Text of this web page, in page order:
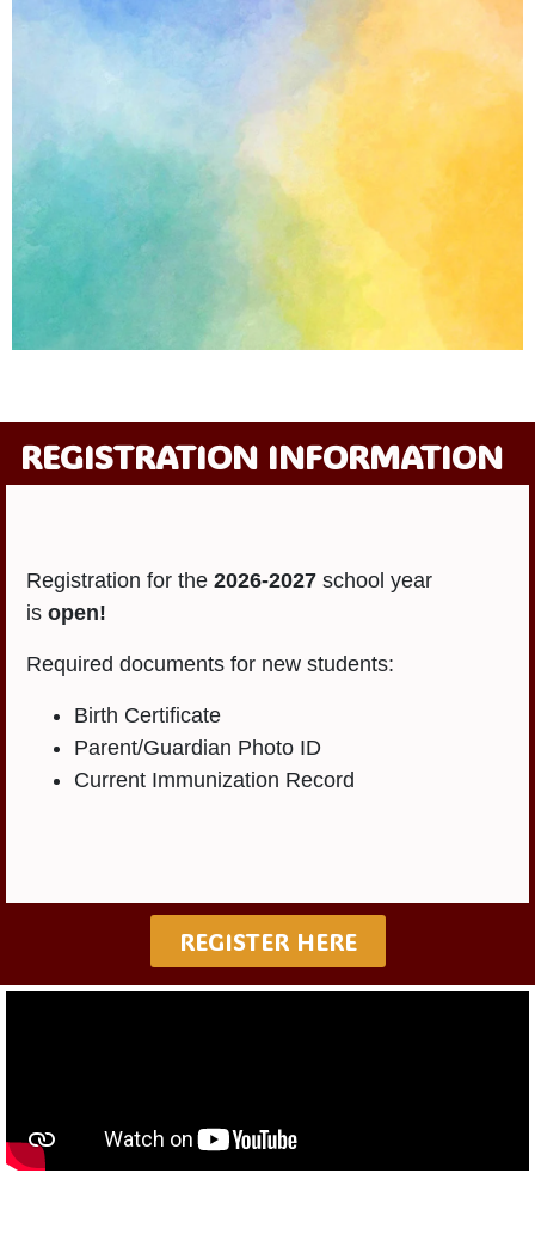
Kindergarten
Registration
immunization requirements, and
REGISTRATION INFORMATION
Registration for the 2026-2027 school year
is open!
Required documents for new students:
Birth Certificate
Parent/Guardian Photo ID
Current Immunization Record
REGISTER HERE